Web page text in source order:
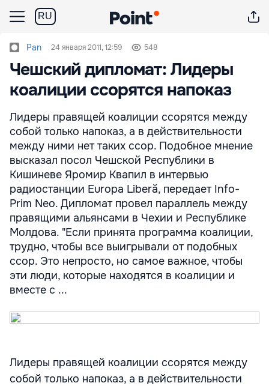
RU
Pan 24 января 2011, 12:59 548
Чешский дипломат: Лидеры
коалиции ссорятся напоказ
Лидеры правящей коалиции ссорятся между
собой только напоказ, а в действительности
между ними нет таких ссор. Подобное мнение
высказал посол Чешской Республики в
Кишиневе Яромир Квапил в интервью
радиостанции Europa Liberă, передает Info-
Prim Neo. Дипломат провел параллель между
правящими альянсами в Чехии и Республике
Молдова. "Если принята программа коалиции,
трудно, чтобы все выигрывали от подобных
ссор. Это непросто, но самое важное, чтобы
эти люди, которые находятся в коалиции и
вместе с ...
Лидеры правящей коалиции ссорятся между
собой только напоказ, а в действительности